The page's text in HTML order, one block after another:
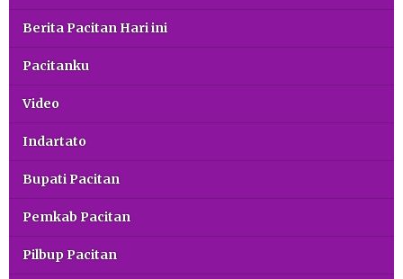
Berita Pacitan Hari ini
Pacitanku
Video
Indartato
Bupati Pacitan
Pemkab Pacitan
Pilbup Pacitan